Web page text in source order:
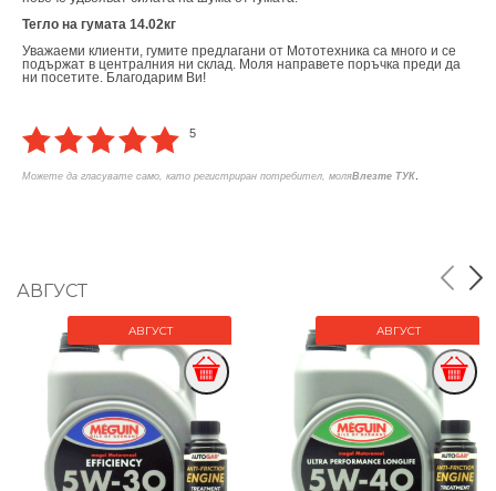
Тегло на гумата 14.02кг
Уважаеми клиенти, гумите предлагани от Мототехника са много и се
подържат в централния ни склад. Моля направете поръчка преди да
ни посетите. Благодарим Ви!
5
Можете да гласувате само, като регистриран потребител, моляВлезте ТУК
АВГУСТ
АВГУСТ АВГУСТ